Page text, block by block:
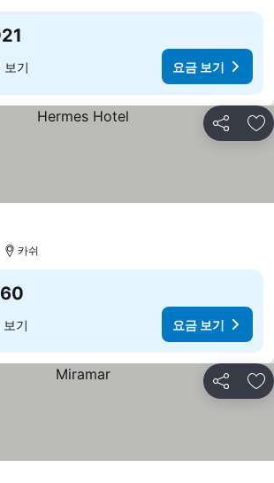
보기 요금 보기
공유 즐
카쉬
기 요금 보기
공유 즐